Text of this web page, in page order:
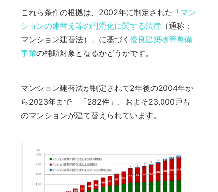
これら条件の根拠は、2002年に制定された「マン
ションの建替え等の円滑化に関する法律（通称：
マンション建替法）」に基づく 優良建築物等整備
事業の補助対象となるかどうかです。
マンション建替法が制定されて2年後の2004年か
ら2023年まで、「282件」、およそ23,000戸も
のマンションが建て替えられています。